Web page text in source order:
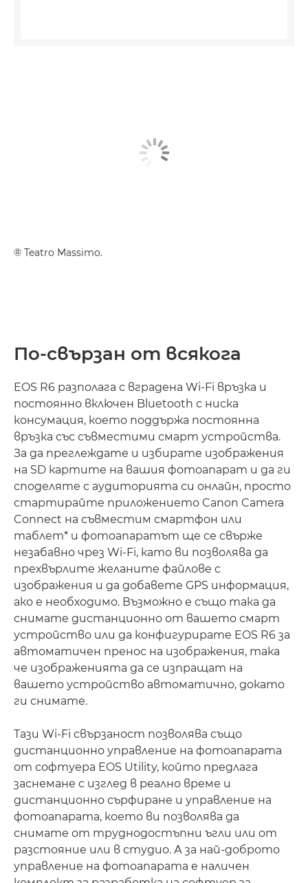
® Teatro Massimo.
По-свързан от всякога
EOS R6 разполага с вградена Wi-Fi връзка и
постоянно включен Bluetooth с ниска
консумация, което поддържа постоянна
връзка със съвместими смарт устройства.
За да преглеждате и избирате изображения
на SD картите на вашия фотоапарат и да ги
споделяте с аудиторията си онлайн, просто
стартирайте приложението Canon Camera
Connect на съвместим смартфон или
таблет* и фотоапаратът ще се свърже
незабавно чрез Wi-Fi, като ви позволява да
прехвърлите желаните файлове с
изображения и да добавете GPS информация,
ако е необходимо. Възможно е също така да
снимате дистанционно от вашето смарт
устройство или да конфигурирате EOS R6 за
автоматичен пренос на изображения, така
че изображенията да се изпращат на
вашето устройство автоматично, докато
ги снимате.
Тази Wi-Fi свързаност позволява също
дистанционно управление на фотоапарата
от софтуера EOS Utility, който предлага
заснемане с изглед в реално време и
дистанционно сърфиране и управление на
фотоапарата, което ви позволява да
снимате от труднодостъпни ъгли или от
разстояние или в студио. А за най-доброто
управление на фотоапарата е наличен